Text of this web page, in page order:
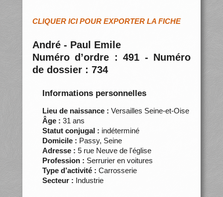
CLIQUER ICI POUR EXPORTER LA FICHE
André - Paul Emile
Numéro d’ordre : 491 - Numéro
de dossier : 734
Informations personnelles
Lieu de naissance : Versailles Seine-et-Oise
Âge : 31 ans
Statut conjugal : indéterminé
Domicile : Passy, Seine
Adresse : 5 rue Neuve de l'église
Profession : Serrurier en voitures
Type d’activité : Carrosserie
Secteur : Industrie